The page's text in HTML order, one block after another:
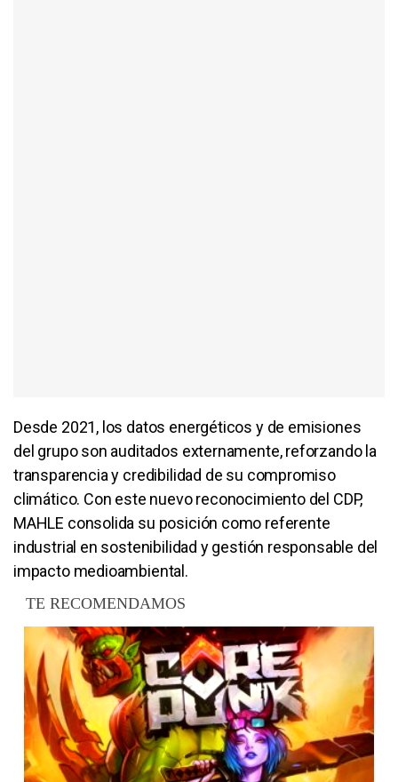
Desde 2021, los datos energéticos y de emisiones
del grupo son auditados externamente, reforzando la
transparencia y credibilidad de su compromiso
climático. Con este nuevo reconocimiento del CDP,
MAHLE consolida su posición como referente
industrial en sostenibilidad y gestión responsable del
impacto medioambiental.
TE RECOMENDAMOS